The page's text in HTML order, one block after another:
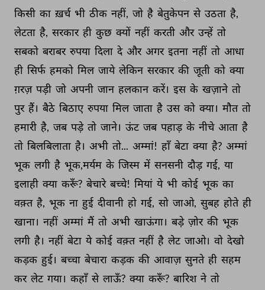
किसी का ख़र्च भी ठीक नहीं, जो है बेतुकेपन से उठता है,
लेटता है, सरकार ही कुछ क्यों नहीं करती और उन्हें तो
सबको बराबर रुपया दिला दे और अगर इतना नहीं तो आधा
ही सिर्फ हमको मिल जाये लेकिन सरकार की जूती को क्या
ग़रज़ पड़ी जो अपनी जान हलकान करें। इस के खज़ाने तो
पुर हैं। बैठे बिठाए रुपया मिल जाता है उस को क्या। मौत तो
हमारी है, जब पड़े तो जाने। ऊंट जब पहाड़ के नीचे आता है
तो बिलबिलाता है। अभी तो... अम्मां! हाँ बेटा क्या है? अम्मां
भूक लगी है भूक,मर्यम के जिस्म में सनसनी दौड़ गई, या
इलाही क्या करूँ? बेचारे बच्चे! मियां ये भी कोई भूक का
वक़्त है, भूक ना हुई दीवानी हो गई, सो जाओ, सुबह होते ही
खाना। नहीं अम्मां मैं तो अभी खाऊंगा। बड़े ज़ोर की भूक
लगी है। नहीं बेटा ये कोई वक़्त नहीं है लेट जाओ। वो देखो
कड़क हुई। बच्चा बेचारा कड़क की आवाज़ सुनते ही सहम
कर लेट गया। कहाँ से लाऊँ? क्या करूँ? बारिश ने तो